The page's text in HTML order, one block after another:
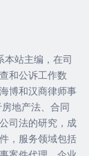
本站主编，在司
和公诉工作数
博和汉商律师事
地产法、合同
司法的研究，成
，服务领域包括